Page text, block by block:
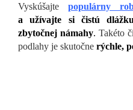
Vyskúšajte populárny
a užívajte si čistú
zbytočnej námahy. Takéto
podlahy je skutočne rýchle,